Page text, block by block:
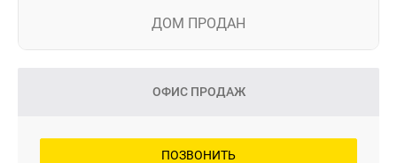
ДОМ ПРОДАН
ОФИС ПРОДАЖ
ПОЗВОНИТЬ